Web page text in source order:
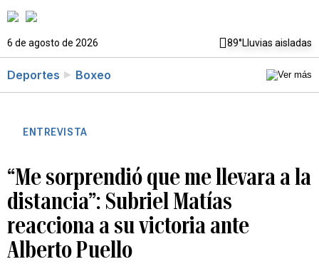
6 de agosto de 2026 89°Lluvias aisladas
Deportes Boxeo
ENTREVISTA
“Me sorprendió que me llevara a la
distancia”: Subriel Matías
reacciona a su victoria ante
Alberto Puello